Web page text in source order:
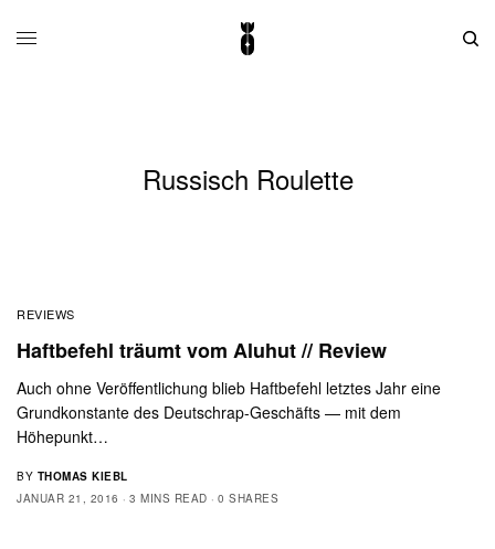
Russisch Roulette
REVIEWS
Haftbefehl träumt vom Aluhut // Review
Auch ohne Veröffentlichung blieb Haftbefehl letztes Jahr eine
Grundkonstante des Deutschrap-Geschäfts — mit dem
Höhepunkt…
BY THOMAS KIEBL
JANUAR 21, 2016
3 MINS READ 0 SHARES